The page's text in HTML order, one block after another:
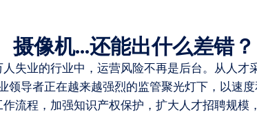
摄像机...还能出什么差错？
失业的行业中，运营风险不再是后台。从人才
领导者正在越来越强烈的监管聚光灯下，以速
流程，加强知识产权保护，扩大人才招聘规模